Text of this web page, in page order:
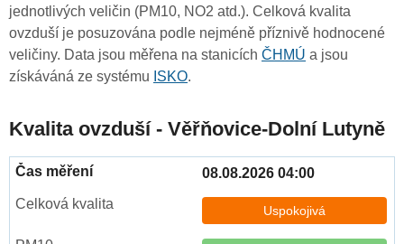
jednotlivých veličin (PM10, NO2 atd.). Celková kvalita
ovzduší je posuzována podle nejméně příznivě hodnocené
veličiny. Data jsou měřena na stanicích ČHMÚ a jsou
získáváná ze systému ISKO.
Kvalita ovzduší - Věřňovice-Dolní Lutyně
08.08.2026 04:00
Uspokojivá